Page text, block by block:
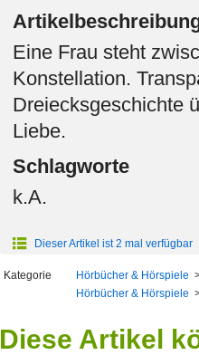
Eine Frau steht
Konstellation.
Dreiecksgeschichte
Liebe.
Schlagworte
k.A.
Dieser Artikel ist 2 mal verfügbar
Kategorie Hörbücher & Hörspiele
Hörbücher & Hörspiele
Diese Artikel